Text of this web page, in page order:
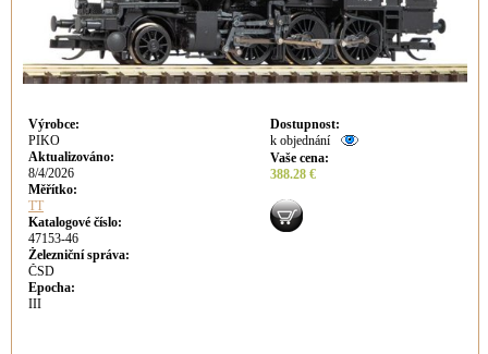
Výrobce:
PIKO
Aktualizováno:
8/4/2026
Měřítko:
TT
Katalogové číslo:
47153-46
Železniční správa:
ČSD
Epocha:
III
Dostupnost:
k objednání
Vaše cena:
388.28 €